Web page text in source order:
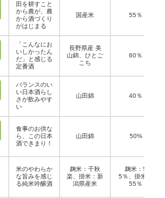
田を耕すこと
から農が、農
から酒づくり
がはじまる
国産米 55％
「こんなにお
いしかったん
だ」と感じる
定番酒
長野県産 美
山錦、ひとご
こち
60％
バランスのい
い日本酒らし
さが飲みやす
い
山田錦 40％
食事のお供な
ら、この日本
酒できまり！
山田錦 50%
米のやわらか
な旨みを感じ
る純米吟醸酒
麹米：千秋
楽、掛米：新
潟県産米
麹米：5
5％、掛米：
55％